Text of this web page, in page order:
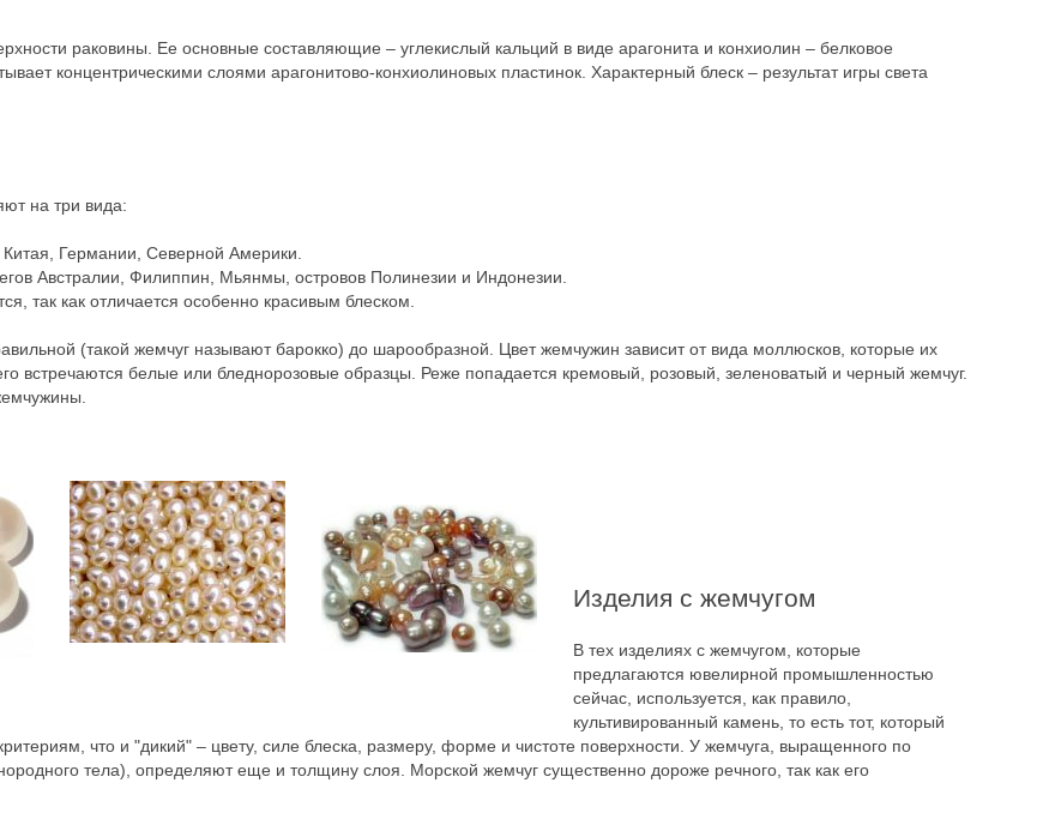
раковины. Ее основные составляющие – углекислый кальций в виде арагонита и конхиолин – белковое
концентрическими слоями арагонитово-конхиолиновых пластинок. Характерный блеск – результат игры света
на три вида:
Германии, Северной Америки.
Австралии, Филиппин, Мьянмы, островов Полинезии и Индонезии.
так как отличается особенно красивым блеском.
(такой жемчуг называют барокко) до шарообразной. Цвет жемчужин зависит от вида моллюсков, которые их
встречаются белые или бледнорозовые образцы. Реже попадается кремовый, розовый, зеленоватый и черный жемчуг.
Изделия с жемчугом
В тех изделиях с жемчугом, которые
предлагаются ювелирной промышленностью
сейчас, используется, как правило,
культивированный камень, то есть тот, который
что и "дикий" – цвету, силе блеска, размеру, форме и чистоте поверхности. У жемчуга, выращенного по
тела), определяют еще и толщину слоя. Морской жемчуг существенно дороже речного, так как его